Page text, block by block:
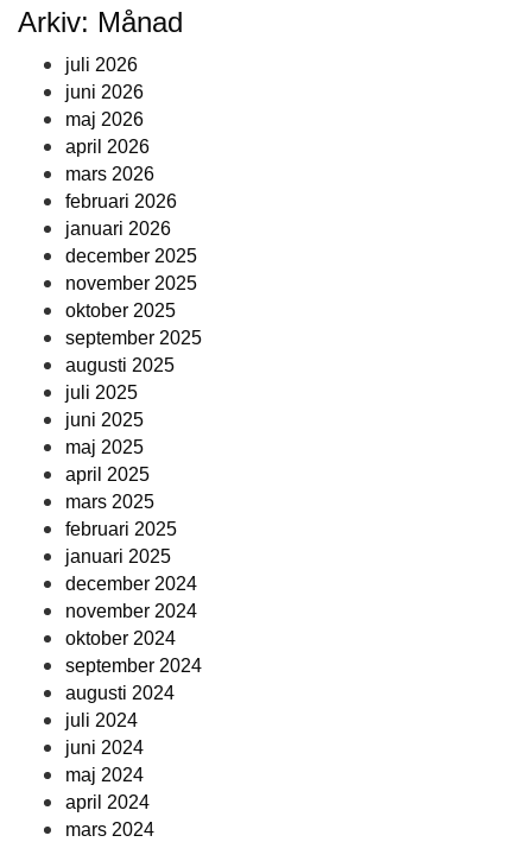
Arkiv: Månad
juli 2026
juni 2026
maj 2026
april 2026
mars 2026
februari 2026
januari 2026
december 2025
november 2025
oktober 2025
september 2025
augusti 2025
juli 2025
juni 2025
maj 2025
april 2025
mars 2025
februari 2025
januari 2025
december 2024
november 2024
oktober 2024
september 2024
augusti 2024
juli 2024
juni 2024
maj 2024
april 2024
mars 2024